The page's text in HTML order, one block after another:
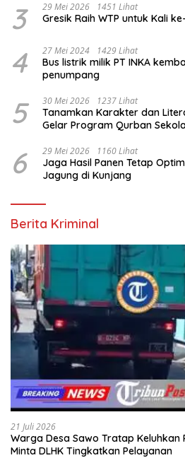
3 29 Mei 2026 1451 Lihat
Gresik Raih WTP untuk Kali
4 27 Mei 2024 1429 Lihat
Bus listrik milik PT INKA
penumpang
5 30 Mei 2026 1237 Lihat
Tanamkan Karakter dan
Gelar Program Qurban
6 29 Mei 2026 1160 Lihat
Jaga Hasil Panen Tetap
Jagung di Kunjang
Berita Kriminal
21 Juli 2026
Warga Desa Sawo Tratap Keluhkan
Minta DLHK Tingkatkan Pelayanan